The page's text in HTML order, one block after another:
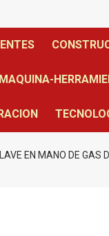
MAQUINA-
EN MANO DE GAS